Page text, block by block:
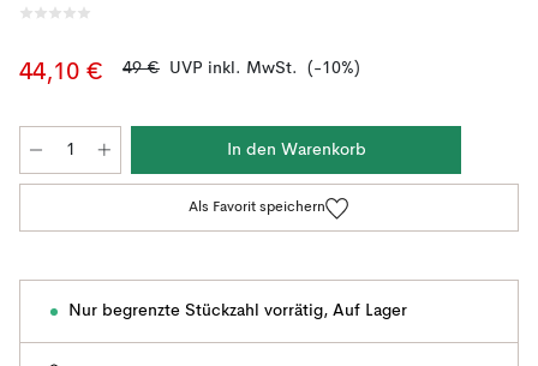
44,10 € 49 € UVP inkl. MwSt. (-10%)
In den Warenkorb
Als Favorit speichern
Nur begrenzte Stückzahl vorrätig, Auf Lager